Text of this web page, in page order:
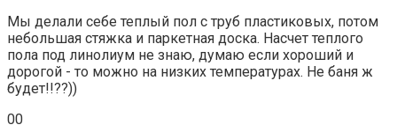
Мы делали себе теплый пол с труб пластиковых, потом
небольшая стяжка и паркетная доска. Насчет теплого
пола под линолиум не знаю, думаю если хороший и
дорогой - то можно на низких температурах. Не баня ж
будет!!??))
Голосуйте
0Голосуйте
0